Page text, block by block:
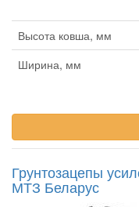
Высота ковша, мм
Ширина, мм
Грунтозацепы
МТЗ Беларус